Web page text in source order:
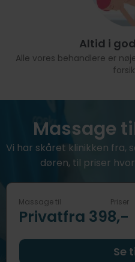
Altid i
Alle vores behandlere er
Massage
Vi har skåret klinikken fra,
døren, til priser
Massage til
Privat
Priser
fra 398,-
Se